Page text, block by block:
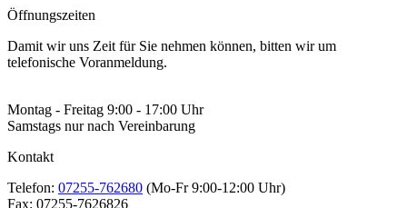
Öffnungszeiten
Damit wir uns Zeit für Sie nehmen können, bitten wir um
telefonische Voranmeldung.
Montag - Freitag 9:00 - 17:00 Uhr
Samstags nur nach Vereinbarung
Kontakt
Telefon: 07255-762680 (Mo-Fr 9:00-12:00 Uhr)
Fax: 07255-7626826